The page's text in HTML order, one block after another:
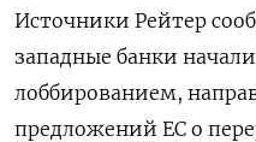
Источники Рейтер
западные банки
лоббированием,
предложений ЕС о